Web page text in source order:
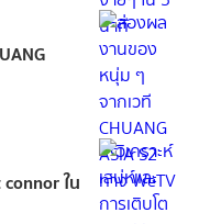
ใน